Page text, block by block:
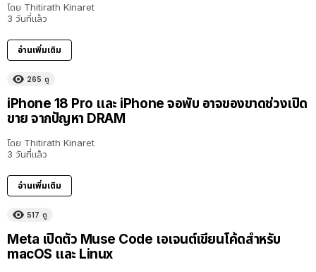
โดย Thitirath Kinaret
3 วันที่แล้ว
อ่านเพิ่มเติม
265 ดู
iPhone 18 Pro และ iPhone จอพับ อาจของขาดช่วงเปิด
ขาย จากปัญหา DRAM
โดย Thitirath Kinaret
3 วันที่แล้ว
อ่านเพิ่มเติม
517 ดู
Meta เปิดตัว Muse Code เอเจนต์เขียนโค้ดสำหรับ
macOS และ Linux